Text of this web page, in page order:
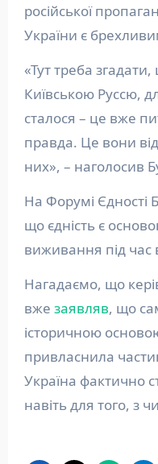
російської
України є
«Тут треба
Київською Руссю,
сталося – це вже
правда. Це вони
них», – наголосив
На Форумі Єдності
що єдність є
виживання під час
Нагадаємо, що
вже заявляв, що
історичною
привласнила
Україна фактично
навіть для того, з